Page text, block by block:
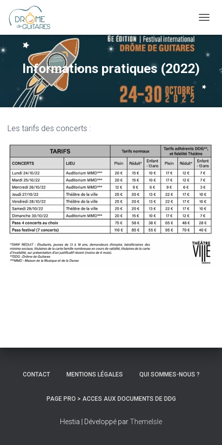
Informations pratiques (2022)
Les tarifs des concerts :
CONTACT MENTIONS LÉGALES QUI SOMMES-NOUS ?
PAGE PRO > ACCES AUX DOCUMENTS DE DDG
Hestia | Développé parThemeIsle